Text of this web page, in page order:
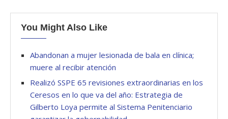
You Might Also Like
Abandonan a mujer lesionada de bala en clínica;
muere al recibir atención
Realizó SSPE 65 revisiones extraordinarias en los
Ceresos en lo que va del año: Estrategia de
Gilberto Loya permite al Sistema Penitenciario